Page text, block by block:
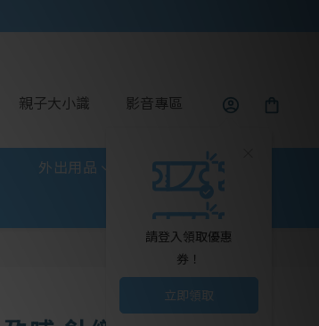
親子大小識 影音專區
請登入領取優惠
券！
立即領取
外出用品 玩具童書